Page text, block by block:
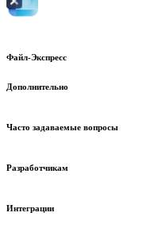
Файл-Экспресс
Дополнительно
Часто задаваемые вопросы
Разработчикам
Интеграции